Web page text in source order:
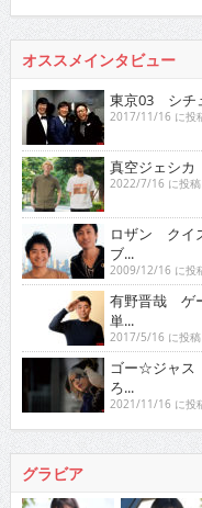
オススメインタビュー
東京03 シチ
2017/11/16 に投
真空ジェシカ
2022/7/16 に投稿
ロザン クイ
ブ...
2009/12/16 に投
有野晋哉 ゲ
単...
2017/5/16 に投稿
ゴー☆ジャス
ろ...
2021/11/16 に投
グラビア